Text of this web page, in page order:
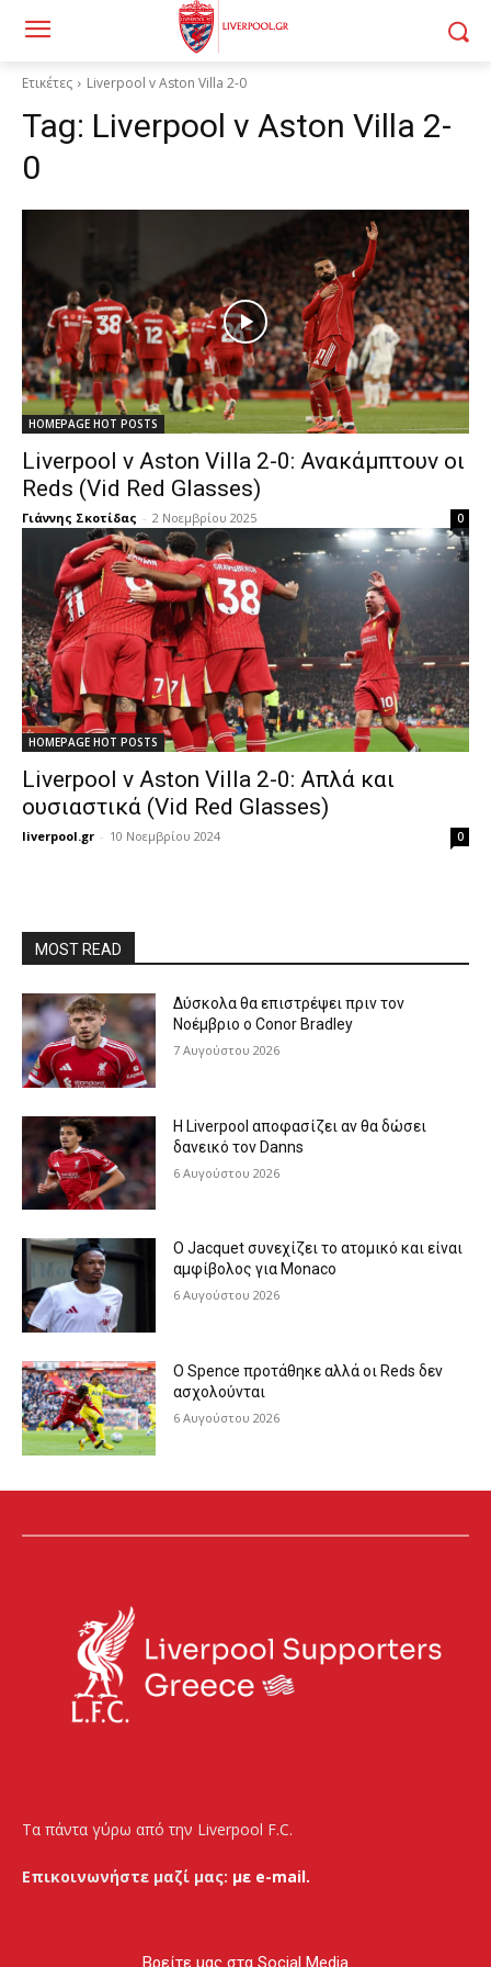
Ετικέτες Liverpool v Aston Villa 2-0
Tag: Liverpool v Aston Villa 2-
0
HOMEPAGE HOT POSTS
Liverpool v Aston Villa 2-0: Ανακάμπτουν οι
Reds (Vid Red Glasses)
Γιάννης Σκοτίδας - 2 Νοεμβρίου 2025 0
HOMEPAGE HOT POSTS
Liverpool v Aston Villa 2-0: Απλά και
ουσιαστικά (Vid Red Glasses)
liverpool.gr - 10 Νοεμβρίου 2024 0
MOST READ
Δύσκολα θα επιστρέψει πριν τον
Νοέμβριο ο Conor Bradley
7 Αυγούστου 2026
Η Liverpool αποφασίζει αν θα δώσει
δανεικό τον Danns
6 Αυγούστου 2026
Ο Jacquet συνεχίζει το ατομικό και είναι
αμφίβολος για Monaco
6 Αυγούστου 2026
Ο Spence προτάθηκε αλλά οι Reds δεν
ασχολούνται
6 Αυγούστου 2026
Τα πάντα γύρω από την Liverpool F.C.
Επικοινωνήστε μαζί μας: με e-mail.
Βρείτε μας στα Social Media